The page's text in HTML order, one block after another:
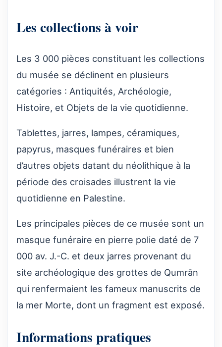
Les collections à voir
Les 3 000 pièces constituant les collections
du musée se déclinent en plusieurs
catégories : Antiquités, Archéologie,
Histoire, et Objets de la vie quotidienne.
Tablettes, jarres, lampes, céramiques,
papyrus, masques funéraires et bien
d’autres objets datant du néolithique à la
période des croisades illustrent la vie
quotidienne en Palestine.
Les principales pièces de ce musée sont un
masque funéraire en pierre polie daté de 7
000 av. J.-C. et deux jarres provenant du
site archéologique des grottes de Qumrân
qui renfermaient les fameux manuscrits de
la mer Morte, dont un fragment est exposé.
Informations pratiques